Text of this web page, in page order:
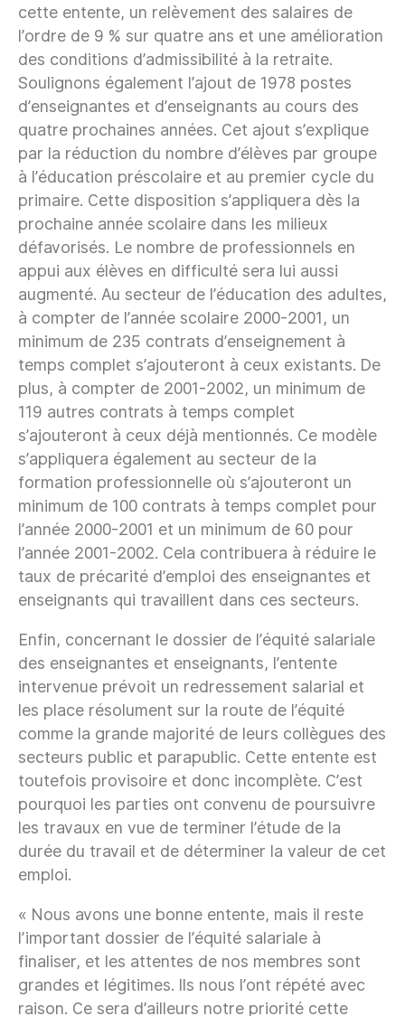
cette entente, un relèvement des salaires de
l’ordre de 9 % sur quatre ans et une amélioration
des conditions d’admissibilité à la retraite.
Soulignons également l’ajout de 1978 postes
d’enseignantes et d’enseignants au cours des
quatre prochaines années. Cet ajout s’explique
par la réduction du nombre d’élèves par groupe
à l’éducation préscolaire et au premier cycle du
primaire. Cette disposition s’appliquera dès la
prochaine année scolaire dans les milieux
défavorisés. Le nombre de professionnels en
appui aux élèves en difficulté sera lui aussi
augmenté. Au secteur de l’éducation des adultes,
à compter de l’année scolaire 2000-2001, un
minimum de 235 contrats d’enseignement à
temps complet s’ajouteront à ceux existants. De
plus, à compter de 2001-2002, un minimum de
119 autres contrats à temps complet
s’ajouteront à ceux déjà mentionnés. Ce modèle
s’appliquera également au secteur de la
formation professionnelle où s’ajouteront un
minimum de 100 contrats à temps complet pour
l’année 2000-2001 et un minimum de 60 pour
l’année 2001-2002. Cela contribuera à réduire le
taux de précarité d’emploi des enseignantes et
enseignants qui travaillent dans ces secteurs.
Enfin, concernant le dossier de l’équité salariale
des enseignantes et enseignants, l’entente
intervenue prévoit un redressement salarial et
les place résolument sur la route de l’équité
comme la grande majorité de leurs collègues des
secteurs public et parapublic. Cette entente est
toutefois provisoire et donc incomplète. C’est
pourquoi les parties ont convenu de poursuivre
les travaux en vue de terminer l’étude de la
durée du travail et de déterminer la valeur de cet
emploi.
« Nous avons une bonne entente, mais il reste
l’important dossier de l’équité salariale à
finaliser, et les attentes de nos membres sont
grandes et légitimes. Ils nous l’ont répété avec
raison. Ce sera d’ailleurs notre priorité cette